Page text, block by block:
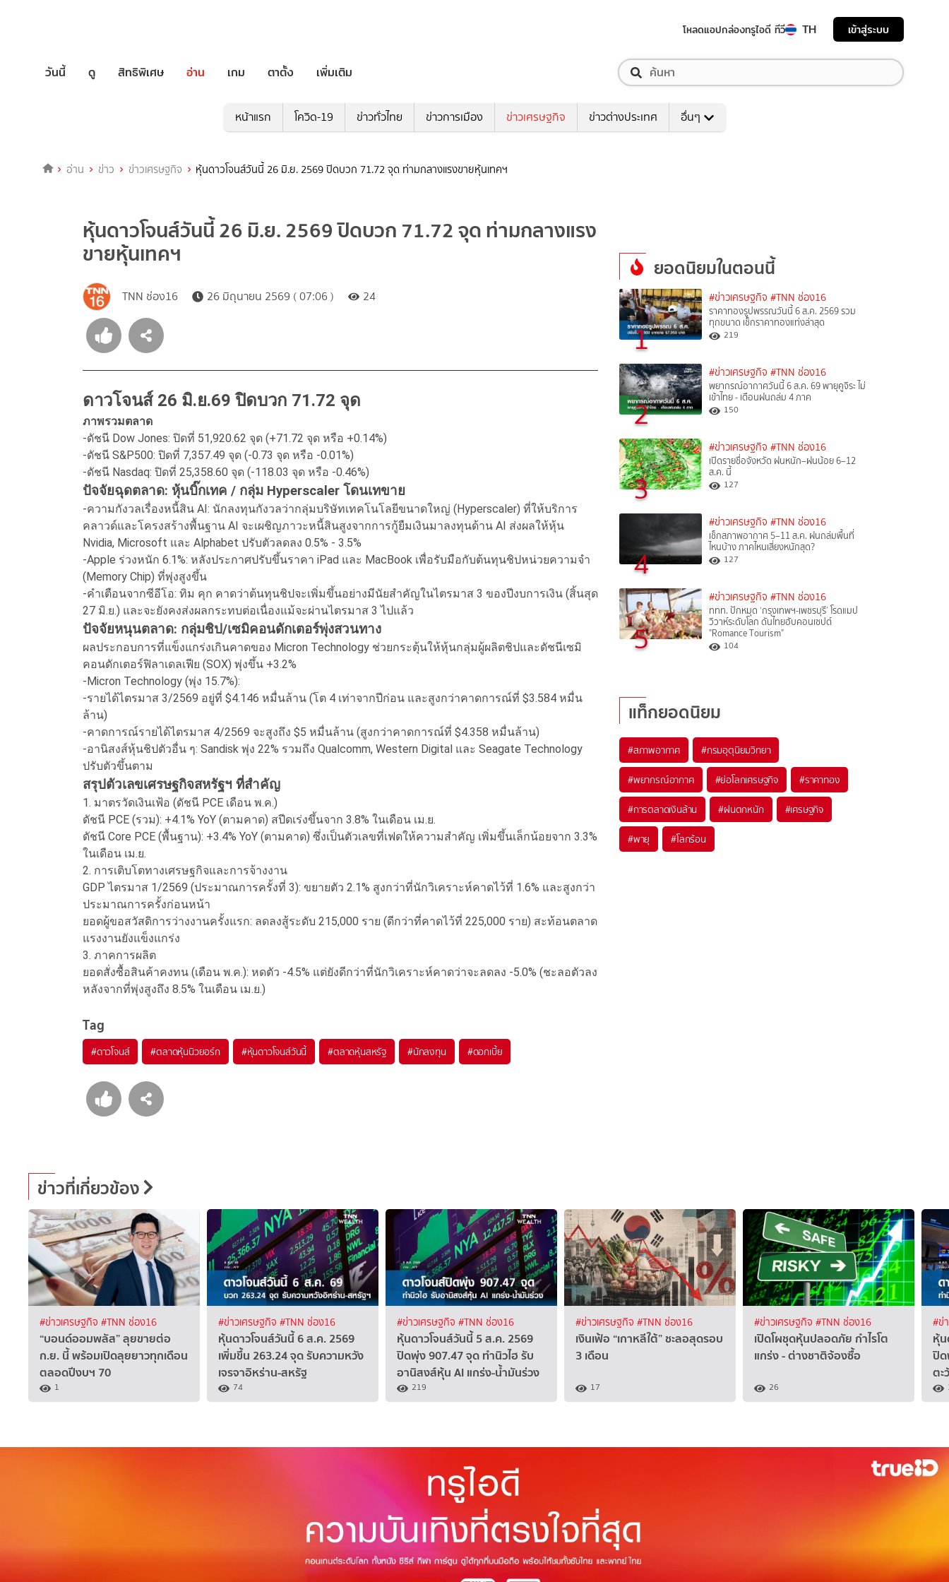
โหลดแอปกล่องทรูไอดี ทีวี TH เข้าสู่ระบบ
วันนี้ ดู สิทธิพิเศษ อ่าน เกม ตาตั้ง เพิ่มเติม
หน้าแรก โควิด-19 ข่าวทั่วไทย ข่าวการเมือง ข่าวเศรษฐกิจ ข่าวต่างประเทศ อื่นๆ
อ่าน ข่าว ข่าวเศรษฐกิจ หุ้นดาวโจนส์วันนี้ 26 มิ.ย. 2569 ปิดบวก 71.72 จุด ท่ามกลางแรงขายหุ้นเทคฯ
หุ้นดาวโจนส์วันนี้ 26 มิ.ย. 2569 ปิดบวก 71.72 จุด ท่ามกลางแรง
ขายหุ้นเทคฯ
TNN ช่อง16 26 มิถุนายน 2569 ( 07:06 ) 24
ดาวโจนส์ 26 มิ.ย.69 ปิดบวก 71.72 จุด
ภาพรวมตลาด
-ดัชนี Dow Jones: ปิดที่ 51,920.62 จุด (+71.72 จุด หรือ +0.14%)
-ดัชนี S&P500: ปิดที่ 7,357.49 จุด (-0.73 จุด หรือ -0.01%)
-ดัชนี Nasdaq: ปิดที่ 25,358.60 จุด (-118.03 จุด หรือ -0.46%)
ปัจจัยฉุดตลาด: หุ้นบิ๊กเทค / กลุ่ม Hyperscaler โดนเทขาย
-ความกังวลเรื่องหนี้สิน AI: นักลงทุนกังวลว่ากลุ่มบริษัทเทคโนโลยีขนาดใหญ่ (Hyperscaler) ที่ให้บริการ
คลาวด์และโครงสร้างพื้นฐาน AI จะเผชิญภาวะหนี้สินสูงจากการกู้ยืมเงินมาลงทุนด้าน AI ส่งผลให้หุ้น
Nvidia, Microsoft และ Alphabet ปรับตัวลดลง 0.5% - 3.5%
-Apple ร่วงหนัก 6.1%: หลังประกาศปรับขึ้นราคา iPad และ MacBook เพื่อรับมือกับต้นทุนชิปหน่วยความจำ
(Memory Chip) ที่พุ่งสูงขึ้น
-คำเตือนจากซีอีโอ: ทิม คุก คาดว่าต้นทุนชิปจะเพิ่มขึ้นอย่างมีนัยสำคัญในไตรมาส 3 ของปีงบการเงิน (สิ้นสุด
27 มิ.ย.) และจะยังคงส่งผลกระทบต่อเนื่องแม้จะผ่านไตรมาส 3 ไปแล้ว
ปัจจัยหนุนตลาด: กลุ่มชิป/เซมิคอนดักเตอร์พุ่งสวนทาง
ผลประกอบการที่แข็งแกร่งเกินคาดของ Micron Technology ช่วยกระตุ้นให้หุ้นกลุ่มผู้ผลิตชิปและดัชนีเซมิ
คอนดักเตอร์ฟิลาเดลเฟีย (SOX) พุ่งขึ้น +3.2%
-Micron Technology (พุ่ง 15.7%):
-รายได้ไตรมาส 3/2569 อยู่ที่ $4.146 หมื่นล้าน (โต 4 เท่าจากปีก่อน และสูงกว่าคาดการณ์ที่ $3.584 หมื่น
ล้าน)
-คาดการณ์รายได้ไตรมาส 4/2569 จะสูงถึง $5 หมื่นล้าน (สูงกว่าคาดการณ์ที่ $4.358 หมื่นล้าน)
-อานิสงส์หุ้นชิปตัวอื่น ๆ: Sandisk พุ่ง 22% รวมถึง Qualcomm, Western Digital และ Seagate Technology
ปรับตัวขึ้นตาม
สรุปตัวเลขเศรษฐกิจสหรัฐฯ ที่สำคัญ
1. มาตรวัดเงินเฟ้อ (ดัชนี PCE เดือน พ.ค.)
ดัชนี PCE (รวม): +4.1% YoY (ตามคาด) สปีดเร่งขึ้นจาก 3.8% ในเดือน เม.ย.
ดัชนี Core PCE (พื้นฐาน): +3.4% YoY (ตามคาด) ซึ่งเป็นตัวเลขที่เฟดให้ความสำคัญ เพิ่มขึ้นเล็กน้อยจาก 3.3%
ในเดือน เม.ย.
2. การเติบโตทางเศรษฐกิจและการจ้างงาน
GDP ไตรมาส 1/2569 (ประมาณการครั้งที่ 3): ขยายตัว 2.1% สูงกว่าที่นักวิเคราะห์คาดไว้ที่ 1.6% และสูงกว่า
ประมาณการครั้งก่อนหน้า
ยอดผู้ขอสวัสดิการว่างงานครั้งแรก: ลดลงสู้ระดับ 215,000 ราย (ดีกว่าที่คาดไว้ที่ 225,000 ราย) สะท้อนตลาด
แรงงานยังแข็งแกร่ง
3. ภาคการผลิต
ยอดสั่งซื้อสินค้าคงทน (เดือน พ.ค.): หดตัว -4.5% แต่ยังดีกว่าที่นักวิเคราะห์คาดว่าจะลดลง -5.0% (ชะลอตัวลง
หลังจากที่พุ่งสูงถึง 8.5% ในเดือน เม.ย.)
Tag
#ดาวโจนส์ #ตลาดหุ้นนิวยอร์ก #หุ้นดาวโจนส์วันนี้ #ตลาดหุ้นสหรัฐ #นักลงทุน #ดอกเบี้ย
ยอดนิยมในตอนนี้
1
#ข่าวเศรษฐกิจ #TNN ช่อง16
ราคาทองรูปพรรณวันนี้ 6 ส.ค. 2569 รวม
ทุกขนาด เช็กราคาทองแท่งล่าสุด
219
2
#ข่าวเศรษฐกิจ #TNN ช่อง16
พยากรณ์อากาศวันนี้ 6 ส.ค. 69 พายุคูจิระ ไม่
เข้าไทย - เตือนฝนถล่ม 4 ภาค
150
3
#ข่าวเศรษฐกิจ #TNN ช่อง16
เปิดรายชื่อจังหวัด ฝนหนัก–ฝนน้อย 6–12
ส.ค. นี้
127
4
#ข่าวเศรษฐกิจ #TNN ช่อง16
เช็กสภาพอากาศ 5–11 ส.ค. ฝนถล่มพื้นที่
ไหนบ้าง ภาคไหนเสี่ยงหนักสุด?
127
5
#ข่าวเศรษฐกิจ #TNN ช่อง16
ททท. ปักหมุด ‘กรุงเทพฯ-เพชรบุรี’ โรดแมป
วิวาห์ระดับโลก ดันไทยฮับคอนเซปต์
"Romance Tourism"
104
แท็กยอดนิยม
#สภาพอากาศ #กรมอุตุนิยมวิทยา
#พยากรณ์อากาศ #ย่อโลกเศรษฐกิจ #ราคาทอง
#การตลาดเงินล้าน #ฝนตกหนัก #เศรษฐกิจ
#พายุ #โลกร้อน
ข่าวที่เกี่ยวข้อง
#ข่าวเศรษฐกิจ #TNN ช่อง16
“บอนด์ออมพลัส” ลุยขายต่อ
ก.ย. นี้ พร้อมเปิดลุยยาวทุกเดือน
ตลอดปีงบฯ 70
1
#ข่าวเศรษฐกิจ #TNN ช่อง16
หุ้นดาวโจนส์วันนี้ 6 ส.ค. 2569
เพิ่มขึ้น 263.24 จุด รับความหวัง
เจรจาอิหร่าน-สหรัฐ
74
#ข่าวเศรษฐกิจ #TNN ช่อง16
หุ้นดาวโจนส์วันนี้ 5 ส.ค. 2569
ปิดพุ่ง 907.47 จุด ทำนิวไฮ รับ
อานิสงส์หุ้น AI แกร่ง-น้ำมันร่วง
219
#ข่าวเศรษฐกิจ #TNN ช่อง16
เงินเฟ้อ “เกาหลีใต้” ชะลอสุดรอบ
3 เดือน
17
#ข่าวเศรษฐกิจ #TNN ช่อง16
เปิดโผชุดหุ้นปลอดภัย กำไรโต
แกร่ง - ต่างชาติจ้องซื้อ
26
#ข่
หุ้
ปิ
ต